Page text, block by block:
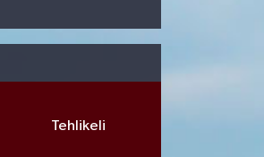
Tehlikeli